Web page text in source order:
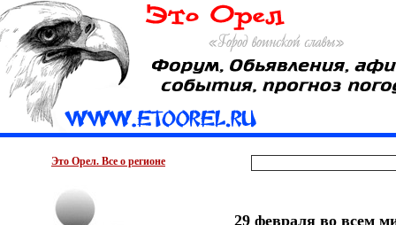
Это Орел. Все о регионе
29 февраля во всем